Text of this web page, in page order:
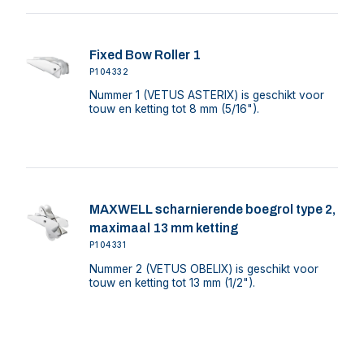
Fixed Bow Roller 1
P104332
Nummer 1 (VETUS ASTERIX) is geschikt voor
touw en ketting tot 8 mm (5/16").
MAXWELL scharnierende boegrol type 2,
maximaal 13 mm ketting
P104331
Nummer 2 (VETUS OBELIX) is geschikt voor
touw en ketting tot 13 mm (1/2").